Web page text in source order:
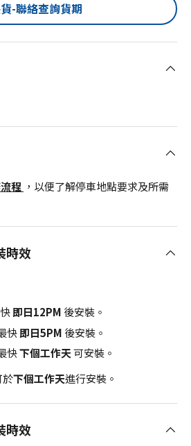
-聯絡查詢貨期
程 ，以便了解停車地點要求及所需
時效
即日12PM 後安裝。
快即日5PM 後安裝。
快下個工作天可安裝。
於下個工作天進行安裝。
時效